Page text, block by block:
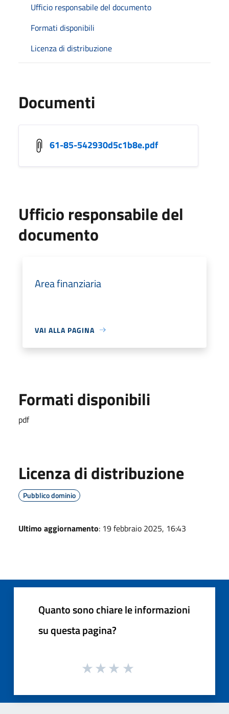
Ufficio responsabile del documento
Formati disponibili
Licenza di distribuzione
Documenti
61-85-542930d5c1b8e.pdf
Ufficio responsabile del
documento
Area finanziaria
VAI ALLA PAGINA
Formati disponibili
pdf
Licenza di distribuzione
Pubblico dominio
Ultimo aggiornamento: 19 febbraio 2025, 16:43
Quanto sono chiare le informazioni
su questa pagina?